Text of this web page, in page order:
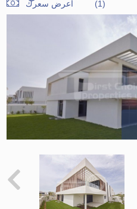
(1)
اعرض سعرك